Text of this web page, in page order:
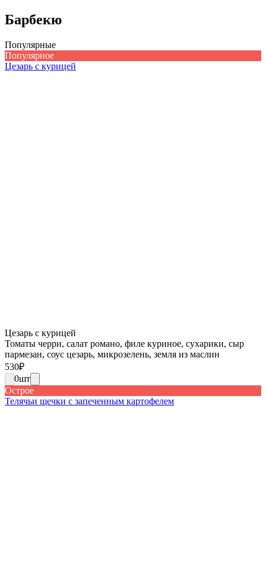
Барбекю
Популярные
Популярное
Цезарь с курицей
Цезарь с курицей
Томаты черри, салат романо, филе куриное, сухарики, сыр
пармезан, соус цезарь, микрозелень, земля из маслин
530₽
0шт
Острое
Телячьи щечки с запеченным картофелем